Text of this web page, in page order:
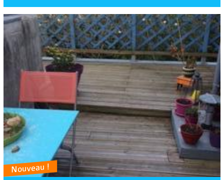
Nouveau !